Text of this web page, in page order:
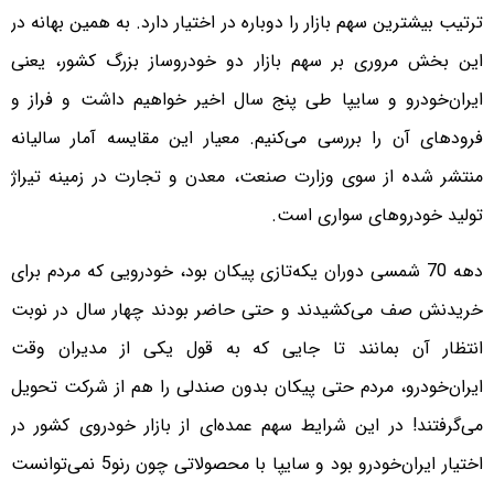
ترتیب بیشترین سهم بازار را دوباره در اختیار دارد. به همین بهانه در
این بخش مروری بر سهم بازار دو خودروساز بزرگ کشور، یعنی
ایران‌خودرو و سایپا طی پنج سال اخیر خواهیم داشت و فراز و
فرودهای آن را بررسی می‌کنیم. معیار این مقایسه آمار سالیانه
منتشر شده از سوی وزارت صنعت، معدن و تجارت در زمینه تیراژ
تولید خودروهای سواری است.
دهه 70 شمسی دوران یکه‌تازی پیکان بود، خودرویی که مردم برای
خریدنش صف می‌کشیدند و حتی حاضر بودند چهار سال در نوبت
انتظار آن بمانند تا جایی که به قول یکی از مدیران وقت
ایران‌خودرو، مردم حتی پیکان بدون صندلی را هم از شرکت تحویل
می‌گرفتند! در این شرایط سهم عمده‌ای از بازار خودروی کشور در
اختیار ایران‌خودرو بود و سایپا با محصولاتی چون رنو5 نمی‌توانست